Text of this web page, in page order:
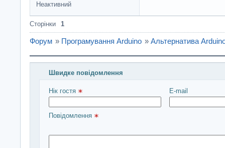
Неактивний
Сторінки 1
Форум » Програмування Arduino » Альтернатива
Швидке повідомлення
Введіть повідомлення і натисніть Надіслати
Нік гостя E-mail
Повідомлення